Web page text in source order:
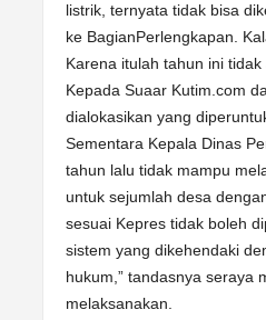
listrik, ternyata tidak bisa
ke BagianPerlengkapan.
Karena itulah tahun ini
Kepada Suaar Kutim.com
dialokasikan yang
Sementara Kepala Dinas
tahun lalu tidak mampu
untuk sejumlah desa
sesuai Kepres tidak boleh
sistem yang dikehendaki
hukum,” tandasnya seraya
melaksanakan.